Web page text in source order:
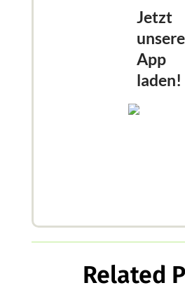
Jetzt
unsere
App
laden!
Related